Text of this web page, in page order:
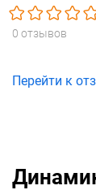
0 отзывов
Перейти к